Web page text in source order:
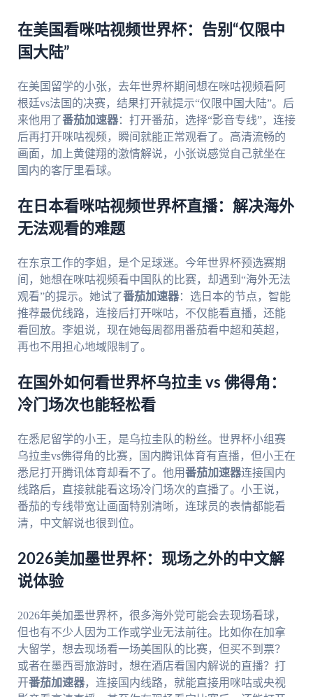
在美国看咪咕视频世界杯：告别“仅限中
国大陆”
在美国留学的小张，去年世界杯期间想在咪咕视频看阿
根廷vs法国的决赛，结果打开就提示“仅限中国大陆”。后
来他用了番茄加速器：打开番茄，选择“影音专线”，连接
后再打开咪咕视频，瞬间就能正常观看了。高清流畅的
画面，加上黄健翔的激情解说，小张说感觉自己就坐在
国内的客厅里看球。
在日本看咪咕视频世界杯直播：解决海外
无法观看的难题
在东京工作的李姐，是个足球迷。今年世界杯预选赛期
间，她想在咪咕视频看中国队的比赛，却遇到“海外无法
观看”的提示。她试了番茄加速器：选日本的节点，智能
推荐最优线路，连接后打开咪咕，不仅能看直播，还能
看回放。李姐说，现在她每周都用番茄看中超和英超，
再也不用担心地域限制了。
在国外如何看世界杯乌拉圭 vs 佛得角：
冷门场次也能轻松看
在悉尼留学的小王，是乌拉圭队的粉丝。世界杯小组赛
乌拉圭vs佛得角的比赛，国内腾讯体育有直播，但小王在
悉尼打开腾讯体育却看不了。他用番茄加速器连接国内
线路后，直接就能看这场冷门场次的直播了。小王说，
番茄的专线带宽让画面特别清晰，连球员的表情都能看
清，中文解说也很到位。
2026美加墨世界杯：现场之外的中文解
说体验
2026年美加墨世界杯，很多海外党可能会去现场看球，
但也有不少人因为工作或学业无法前往。比如你在加拿
大留学，想去现场看一场美国队的比赛，但买不到票？
或者在墨西哥旅游时，想在酒店看国内解说的直播？打
开番茄加速器，连接国内线路，就能直接用咪咕或央视